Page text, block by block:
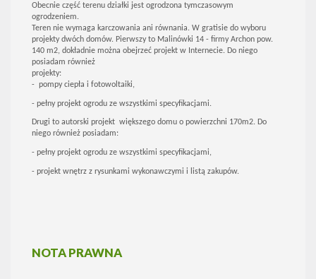
Obecnie część terenu działki jest ogrodzona tymczasowym
ogrodzeniem.
Teren nie wymaga karczowania ani równania. W gratisie do wyboru
projekty dwóch domów. Pierwszy to Malinówki 14 - firmy Archon pow.
140 m2, dokładnie można obejrzeć projekt w Internecie. Do niego
posiadam również
projekty:
- pompy ciepła i fotowoltaiki,
- pełny projekt ogrodu ze wszystkimi specyfikacjami.
Drugi to autorski projekt większego domu o powierzchni 170m2. Do
niego również posiadam:
- pełny projekt ogrodu ze wszystkimi specyfikacjami,
- projekt wnętrz z rysunkami wykonawczymi i listą zakupów.
NOTA PRAWNA